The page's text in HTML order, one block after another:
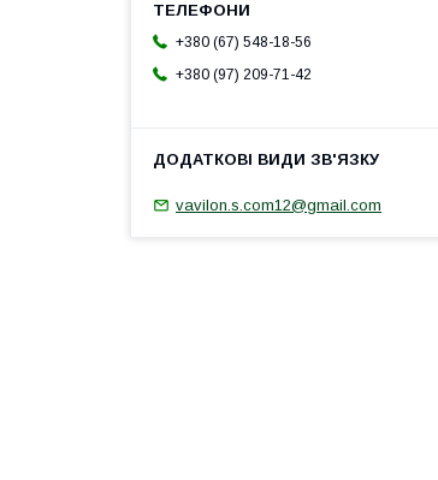
+380 (67) 548-18-56
+380 (97) 209-71-42
vavilon.s.com12@gmail.com